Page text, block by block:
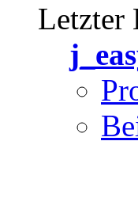
Letzter